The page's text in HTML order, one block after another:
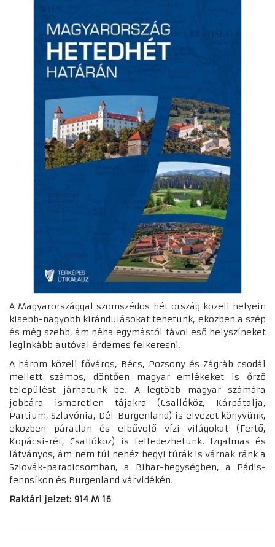
A Magyarországgal szomszédos hét ország közeli helyein
kisebb-nagyobb kirándulásokat tehetünk, eközben a szép
és még szebb, ám néha egymástól távol eső helyszíneket
leginkább autóval érdemes felkeresni.
A három közeli főváros, Bécs, Pozsony és Zágráb csodái
mellett számos, döntően magyar emlékeket is őrző
települést járhatunk be. A legtöbb magyar számára
jobbára ismeretlen tájakra (Csallóköz, Kárpátalja,
Partium, Szlavónia, Dél-Burgenland) is elvezet könyvünk,
eközben páratlan és elbűvölő vízi világokat (Fertő,
Kopácsi-rét, Csallóköz) is felfedezhetünk. Izgalmas és
látványos, ám nem túl nehéz hegyi túrák is várnak ránk a
Szlovák-paradicsomban, a Bihar-hegységben, a Pádis-
fennsíkon és Burgenland várvidékén.
Raktári jelzet: 914 M 16